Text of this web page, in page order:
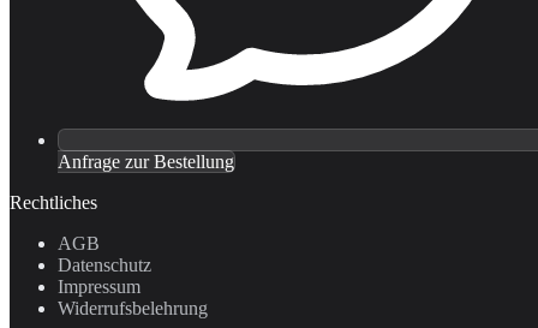
Anfrage zur Bestellung
Rechtliches
AGB
Datenschutz
Impressum
Widerrufsbelehrung